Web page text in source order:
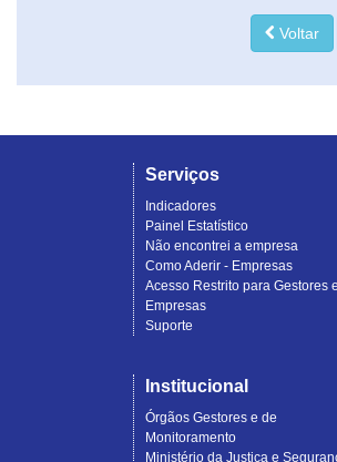
Voltar
Serviços
Indicadores
Painel Estatístico
Não encontrei a empresa
Como Aderir - Empresas
Acesso Restrito para Gestores e
Empresas
Suporte
Institucional
Órgãos Gestores e de
Monitoramento
Ministério da Justiça e